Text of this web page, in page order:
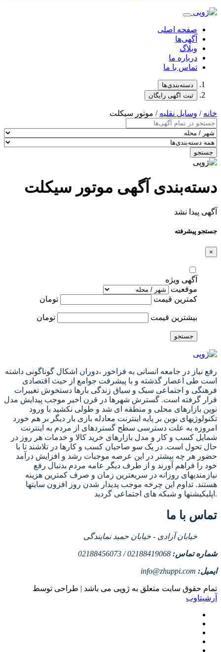
صفحه اصلی
آگهی‌ها
وبلاگ
درباره ما
تماس با ما
دسته‌بندی‌ها
ثبت اگهی رایگان
خانه / وسایل نقلیه / موتور سیکلت
جستجو
دسته‌بندی آگهی موتور سیکلت
آگهی پیدا نشد
جستجو پیشرفته
×
آگهی ویژه
موقعیت
کمترین قیمت
تومان
بیشترین قیمت تومان
جستجو
رفع نیاز در جامعه انسانی به فراخور ،دوران اشکال گوناگونی داشته
است طی اعصار گذشته و با پیشرفت جوامع از حیث اقتصادی
فرهنگی و اجتماعی سبک و سیاق زندگی بارها دستخوش تغییرات
قرار گرفته است. گسترش شهرها در قرن اخیر موجب پیدایش مدل
نوین بازارهای محلی و منطقه ای شد و طولی نکشید با ورود
تکنولوژیهای نوین بر پایه اینترنت معادله بازی بار دیگر بر هم خورد
امروزه به علت دسترسی سطح گستردهای از مردم به اینترنت
شمایل کسب و کار و مدل بازارهای خرید کالا و خدمات هر روز در
حال تحول است. در یک سو صاحبان کسب و کارها در تلاشند تا با
حضور هر چه بیشتر در این عرصه موجبات رشد و افزایش درآمد
خود را فراهم آورند و از طرف دیگر عامه مردم بدنبال رفع
نیازمندیهای روزانه در سریعترین زمان و صرف کمترین هزینه
هستند. تداوم این چرخه موجب پدیدار شدن روز افزون سایتها
اپلیکیشنها و شبکه های اجتماعی گردید.
تماس با ما
خیابان آزادی - خیابان حمید نمایندگی
شماره تماس: 02188419068 / 02188456073
ایمیل: info@zhuppi.com
تمام حقوق سایت متعلق به ژوپی می باشد | طراحی توسط
آرشیتاوب